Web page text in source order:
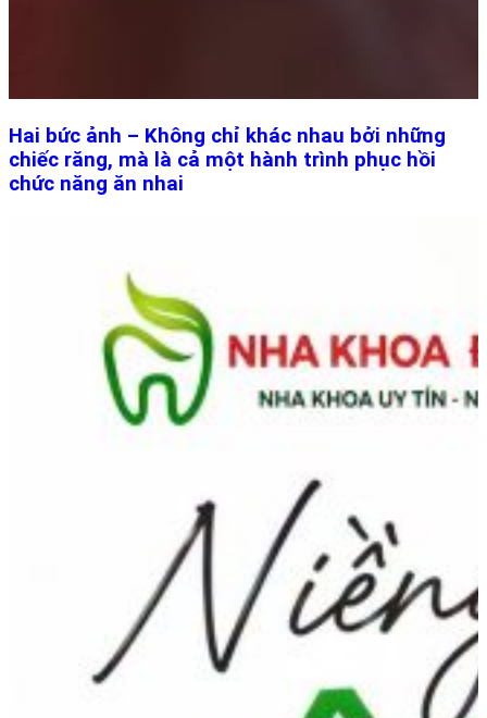
Hai bức ảnh – Không chỉ khác nhau bởi những
chiếc răng, mà là cả một hành trình phục hồi
chức năng ăn nhai